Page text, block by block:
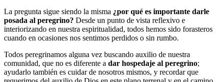
La pregunta sigue siendo la misma ¿por qué es importante darle
posada al peregrino? Desde un punto de vista reflexivo e
interiorizando en nuestra espiritualidad, todos hemos sido forasteros
cuando en ocasiones nos sentimos perdidos o sin rumbo.
Todos peregrinamos alguna vez buscando auxilio de nuestra
comunidad, que no es diferente a dar hospedaje al peregrino;
ayudarlo también es cuidar de nosotros mismos, y recordar que